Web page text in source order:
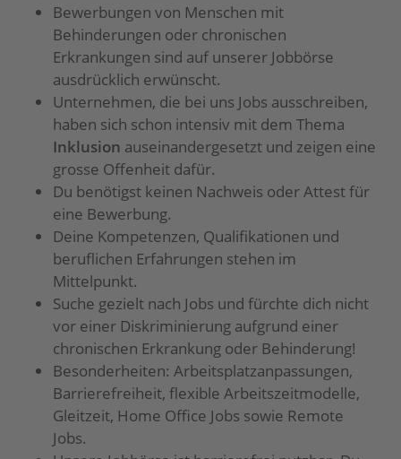
Bewerbungen von Menschen mit
Behinderungen oder chronischen
Erkrankungen sind auf unserer Jobbörse
ausdrücklich erwünscht.
Unternehmen, die bei uns Jobs ausschreiben,
haben sich schon intensiv mit dem Thema
Inklusion auseinandergesetzt und zeigen eine
grosse Offenheit dafür.
Du benötigst keinen Nachweis oder Attest für
eine Bewerbung.
Deine Kompetenzen, Qualifikationen und
beruflichen Erfahrungen stehen im
Mittelpunkt.
Suche gezielt nach Jobs und fürchte dich nicht
vor einer Diskriminierung aufgrund einer
chronischen Erkrankung oder Behinderung!
Besonderheiten: Arbeitsplatzanpassungen,
Barrierefreiheit, flexible Arbeitszeitmodelle,
Gleitzeit, Home Office Jobs sowie Remote
Jobs.